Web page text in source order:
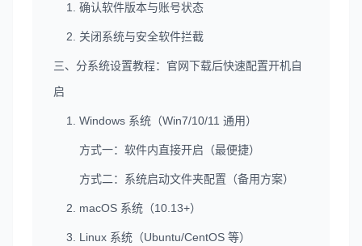
1. 确认软件版本与账号状态
2. 关闭系统与安全软件拦截
三、分系统设置教程：官网下载后快速配置开机自
启
1. Windows 系统（Win7/10/11 通用）
方式一：软件内直接开启（最便捷）
方式二：系统启动文件夹配置（备用方案）
2. macOS 系统（10.13+）
3. Linux 系统（Ubuntu/CentOS 等）